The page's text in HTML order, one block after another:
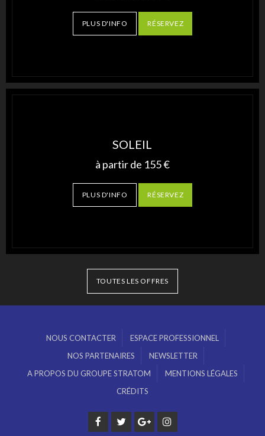
PLUS D'INFO RÉSERVEZ
SOLEIL
à partir de 155€
PLUS D'INFO RÉSERVEZ
TOUTES LES OFFRES
NOUS CONTACTER
ESPACE PROFESSIONNEL
NOS PARTENAIRES
NEWSLETTER
A PROPOS DU GROUPE STRATOM
MENTIONS LÉGALES
CRÉDITS